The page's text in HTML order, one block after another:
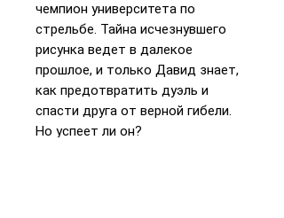
чемпион университета по
стрельбе. Тайна исчезнувшего
рисунка ведет в далекое
прошлое, и только Давид знает,
как предотвратить дуэль и
спасти друга от верной гибели.
Но успеет ли он?